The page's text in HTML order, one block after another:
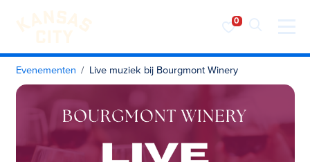
Bezoek KC
Ga naar inhoud
Evenementen Live muziek bij Bourgmont Winery